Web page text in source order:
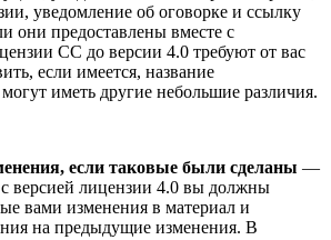
уведомление об оговорке и ссылку
они предоставлены вместе с
CC до версии 4.0 требуют от вас
если имеется, название
иметь другие небольшие различия.
если таковые были сделаны —
версией лицензии 4.0 вы должны
вами изменения в материал и
на предыдущие изменения. В